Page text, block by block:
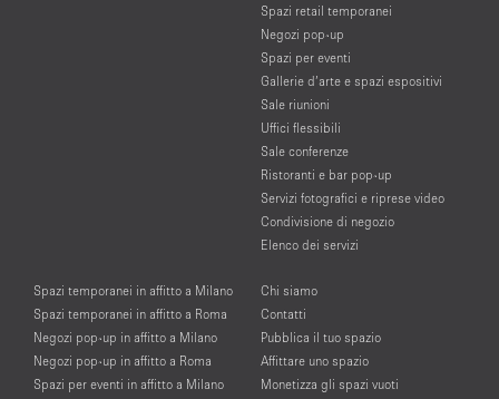
Spazi retail temporanei
Negozi pop-up
Spazi per eventi
Gallerie d’arte e spazi espositivi
Sale riunioni
Uffici flessibili
Sale conferenze
Ristoranti e bar pop-up
Servizi fotografici e riprese video
Condivisione di negozio
Elenco dei servizi
Spazi temporanei in affitto a Milano
Spazi temporanei in affitto a Roma
Negozi pop-up in affitto a Milano
Negozi pop-up in affitto a Roma
Spazi per eventi in affitto a Milano
Chi siamo
Contatti
Pubblica il tuo spazio
Affittare uno spazio
Monetizza gli spazi vuoti